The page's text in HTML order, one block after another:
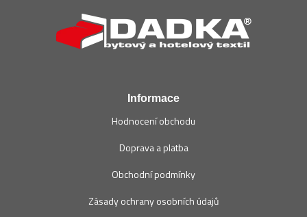
Informace
Hodnocení obchodu
Doprava a platba
Obchodní podmínky
Zásady ochrany osobních údajů